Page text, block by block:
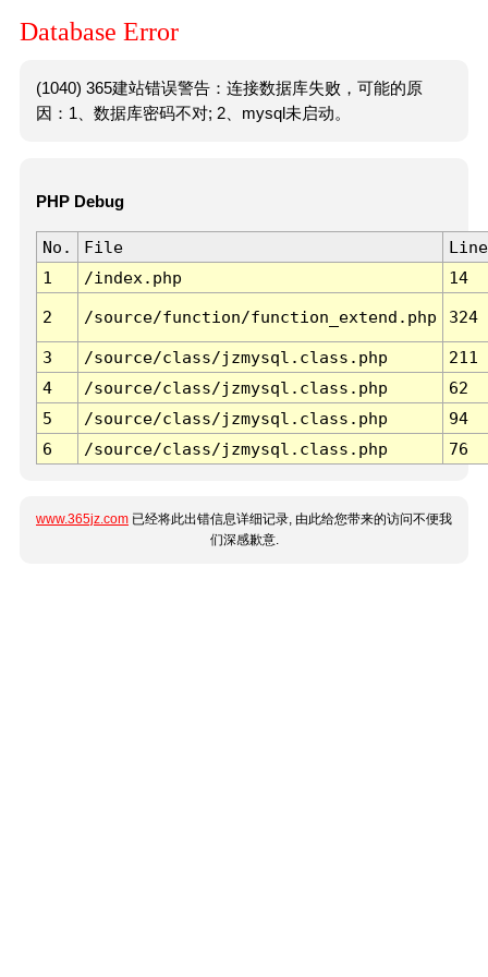
Database Error
(1040) 365建站错误警告：连接数据库失败，可能的原
因：1、数据库密码不对; 2、mysql未启动。
PHP Debug
No. File
Line
1
/index.php 14
2 /source/function/function_extend.php 324
3 /source/class/jzmysql.class.php
211
4
/source/class/jzmysql.class.php
62
5
/source/class/jzmysql.class.php
94
6
/source/class/jzmysql.class.php 76
www.365jz.com 已经将此出错信息详细记录, 由此给您带来的访问不便我
们深感歉意.